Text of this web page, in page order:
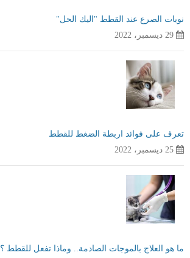
نوبات الصرع عند القطط "اليك الحل"
29 ديسمبر، 2022
تعرف على فوائد اربطة الضغط للقطط
25 ديسمبر، 2022
ما هو العلاج بالموجات الصادمة.. وماذا تفعل للقطط ؟